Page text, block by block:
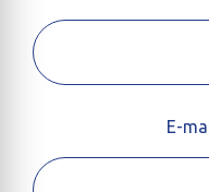
E-